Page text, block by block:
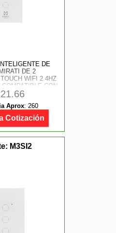
DE
DE 2
WIFI 2.4HZ
CON
/ / FUNCIONA CON
DE GOOGLE
Aprox: 260
Cotización
M3SI2